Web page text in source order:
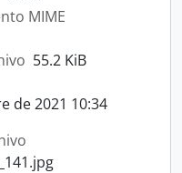
MIME
55.2 KiB
de 2021 10:34